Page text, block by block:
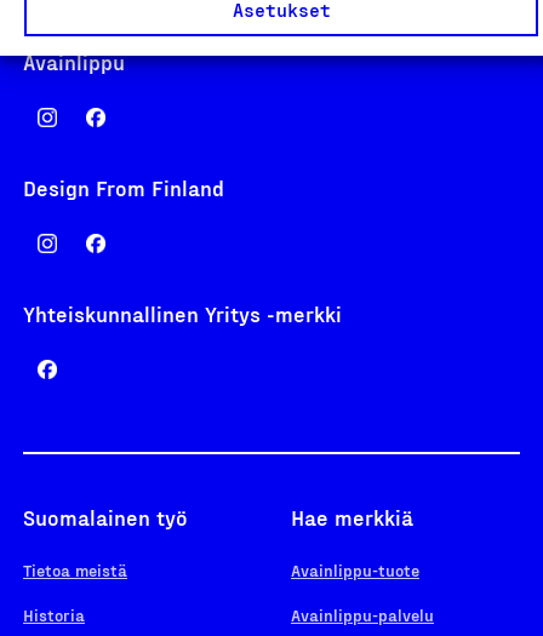
Asetukset
Avainlippu
Design From Finland
Yhteiskunnallinen Yritys -merkki
Suomalainen työ
Tietoa meistä
Historia
Hae merkkiä
Avainlippu-tuote
Avainlippu-palvelu